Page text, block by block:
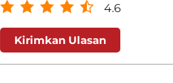
4.6
Kirimkan Ulasan